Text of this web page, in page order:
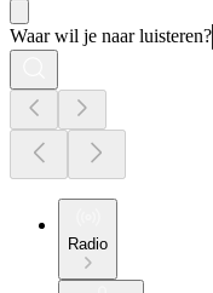
Waar wil je naar luisteren?
Radio